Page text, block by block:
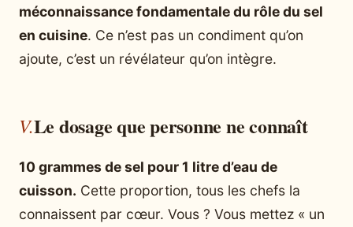
méconnaissance fondamentale du rôle du sel
en cuisine. Ce n’est pas un condiment qu’on
ajoute, c’est un révélateur qu’on intègre.
Le dosage que personne ne connaît
10 grammes de sel pour 1 litre d’eau de
cuisson. Cette proportion, tous les chefs la
connaissent par cœur. Vous ? Vous mettez « un